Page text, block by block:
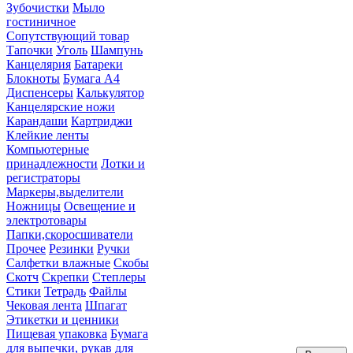
Зубочистки Мыло
гостиничное
Сопутствующий товар
Тапочки Уголь Шампунь
Канцелярия Батареки
Блокноты Бумага А4
Диспенсеры Калькулятор
Канцелярские ножи
Карандаши Картриджи
Клейкие ленты
Компьютерные
принадлежности Лотки и
регистраторы
Маркеры,выделители
Ножницы Освещение и
электротовары
Папки,скоросшиватели
Прочее Резинки Ручки
Салфетки влажные Скобы
Скотч Скрепки Степлеры
Стики Тетрадь Файлы
Чековая лента Шпагат
Этикетки и ценники
Пищевая упаковка Бумага
для выпечки, рукав для